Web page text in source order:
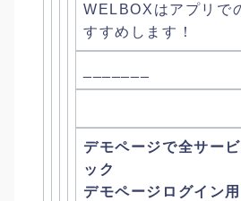
WELBOXはアプリで
すすめします！
デモページで全サー
ック
デモページログイン